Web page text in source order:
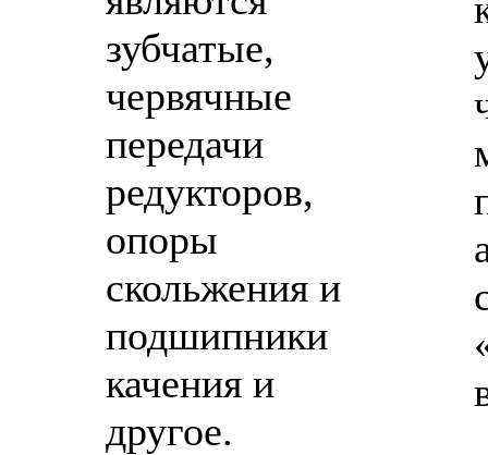
зубчатые,
червячные
передачи
редукторов,
опоры
скольжения и
подшипники
качения и
другое.